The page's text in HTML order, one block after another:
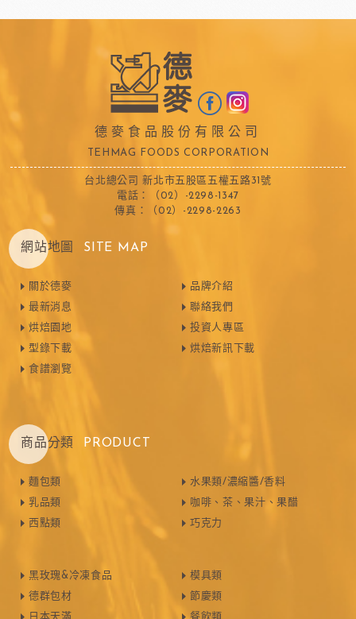
德麥食品股份有限公司
TEHMAG FOODS CORPORATION
台北總公司 新北市五股區五權五路31號
電話：（02）-2298-1347
傳真：（02）-2298-2263
網站地圖 SITE MAP
關於德麥
最新消息
烘焙園地
型錄下載
食譜瀏覽
品牌介紹
聯絡我們
投資人專區
烘焙新訊下載
商品分類 PRODUCT
麵包類
乳品類
西點類
水果類/濃縮醬/香料
咖啡、茶、果汁、果醋
巧克力
黑玫瑰&冷凍食品
德群包材
日本天滿
模具類
節慶類
餐飲類